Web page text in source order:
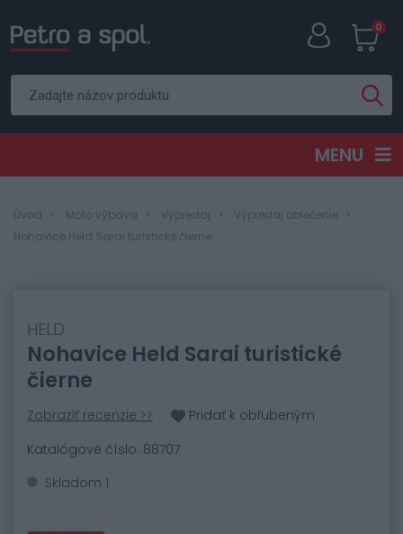
0
MENU
Úvod Moto výbava Výpredaj
Výpredaj oblečenie
Nohavice Held Sarai turistické čierne
HELD
Nohavice Held Sarai turistické
čierne
Zobraziť recenzie >>
Pridať k obľubeným
Katalógové číslo: 88707
Skladom 1